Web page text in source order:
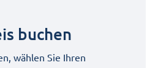
buchen
wählen Sie Ihren